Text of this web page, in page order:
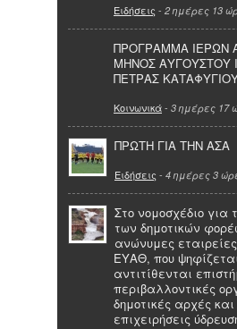
Ειδήσεις - 2 ημέρες 13
ΠΡΟΓΡΑΜΜΑ ΙΕΡΩΝ
ΜΗΝΟΣ ΑΥΓΟΥΣΤΟΥ
ΠΕΤΡΑΣ
Κοινωνικά- 3 ημέρες 17
ΠΡΩΤΗ ΓΙΑ ΤΗΝ ΑΣΑ
Ειδήσεις - 4 ημέρες 3
Στο νομοσχέδιο για
των δημοτικών
ανώνυμες
ΕΥΑΘ, που
αντιτίθενται
περιβαλλοντικές
δημοτικές αρχές και
επιχειρήσεις